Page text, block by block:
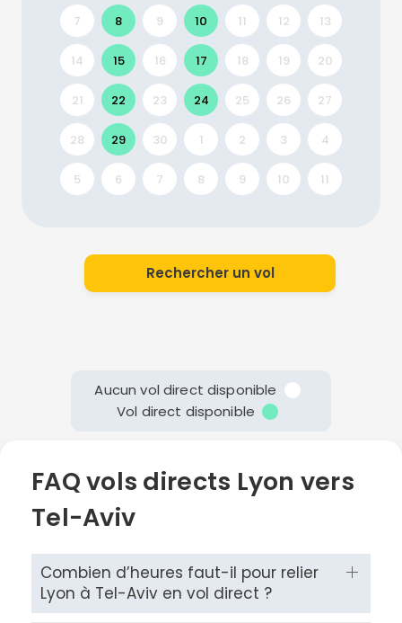
7 8 9 10 11 12 13
14 15 16 17 18 19 20
21 22 23 24 25 26 27
28 29 30 1 2 3 4
5 6 7 8 9 10 11
Rechercher un vol
Aucun vol direct disponible
Vol direct disponible
FAQ vols directs Lyon vers
Tel-Aviv
Combien d’heures faut-il pour relier
Lyon à Tel-Aviv en vol direct ?